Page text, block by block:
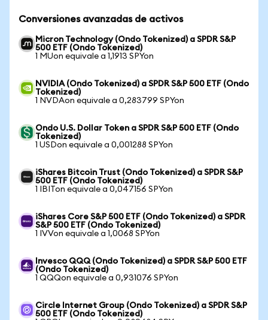
Conversiones avanzadas de activos
Micron Technology (Ondo Tokenized) a SPDR S&P
500 ETF (Ondo Tokenized)
1 MUon equivale a 1,1913 SPYon
NVIDIA (Ondo Tokenized) a SPDR S&P 500 ETF (Ondo
Tokenized)
1 NVDAon equivale a 0,283799 SPYon
Ondo U.S. Dollar Token a SPDR S&P 500 ETF (Ondo
Tokenized)
1 USDon equivale a 0,001288 SPYon
iShares Bitcoin Trust (Ondo Tokenized) a SPDR S&P
500 ETF (Ondo Tokenized)
1 IBITon equivale a 0,047156 SPYon
iShares Core S&P 500 ETF (Ondo Tokenized) a SPDR
S&P 500 ETF (Ondo Tokenized)
1 IVVon equivale a 1,0068 SPYon
Invesco QQQ (Ondo Tokenized) a SPDR S&P 500 ETF
(Ondo Tokenized)
1 QQQon equivale a 0,931076 SPYon
Circle Internet Group (Ondo Tokenized) a SPDR S&P
500 ETF (Ondo Tokenized)